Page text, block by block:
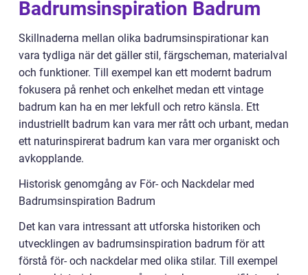
Badrumsinspiration Badrum
Skillnaderna mellan olika badrumsinspirationar kan
vara tydliga när det gäller stil, färgscheman, materialval
och funktioner. Till exempel kan ett modernt badrum
fokusera på renhet och enkelhet medan ett vintage
badrum kan ha en mer lekfull och retro känsla. Ett
industriellt badrum kan vara mer rått och urbant, medan
ett naturinspirerat badrum kan vara mer organiskt och
avkopplande.
Historisk genomgång av För- och Nackdelar med
Badrumsinspiration Badrum
Det kan vara intressant att utforska historiken och
utvecklingen av badrumsinspiration badrum för att
förstå för- och nackdelar med olika stilar. Till exempel